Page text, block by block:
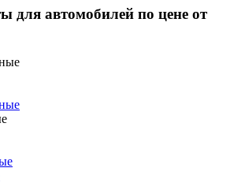
для автомобилей по цене от